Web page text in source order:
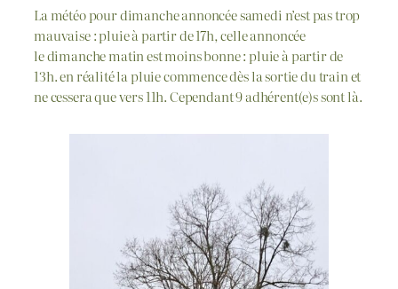
La météo pour dimanche annoncée samedi n’est pas trop
mauvaise : pluie à partir de 17h, celle annoncée
le dimanche matin est moins bonne : pluie à partir de
13h. en réalité la pluie commence dès la sortie du train et
ne cessera que vers 11h. Cependant 9 adhérent(e)s sont là.